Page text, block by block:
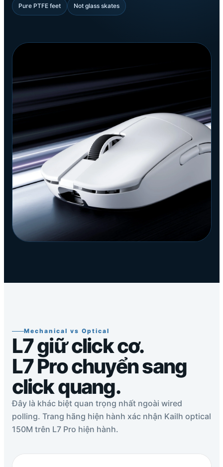
Pure PTFE feet Not glass skates
Mechanical vs Optical
L7 giữ click cơ.
L7 Pro chuyển sang
click quang.
Đây là khác biệt quan trọng nhất ngoài wired
polling. Trang hãng hiện hành xác nhận Kailh optical
150M trên L7 Pro hiện hành.